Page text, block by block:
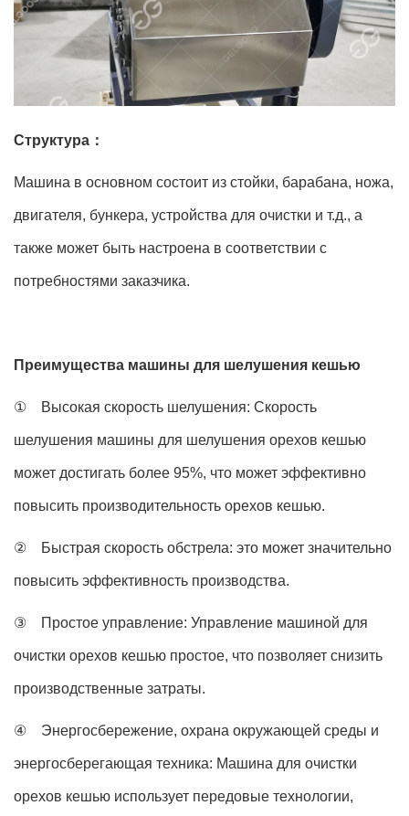
Структура：
Машина в основном состоит из стойки, барабана, ножа,
двигателя, бункера, устройства для очистки и т.д., а
также может быть настроена в соответствии с
потребностями заказчика.
Преимущества машины для шелушения кешью
① Высокая скорость шелушения: Скорость
шелушения машины для шелушения орехов кешью
может достигать более 95%, что может эффективно
повысить производительность орехов кешью.
② Быстрая скорость обстрела: это может значительно
повысить эффективность производства.
③ Простое управление: Управление машиной для
очистки орехов кешью простое, что позволяет снизить
производственные затраты.
④ Энергосбережение, охрана окружающей среды и
энергосберегающая техника: Машина для очистки
орехов кешью использует передовые технологии,